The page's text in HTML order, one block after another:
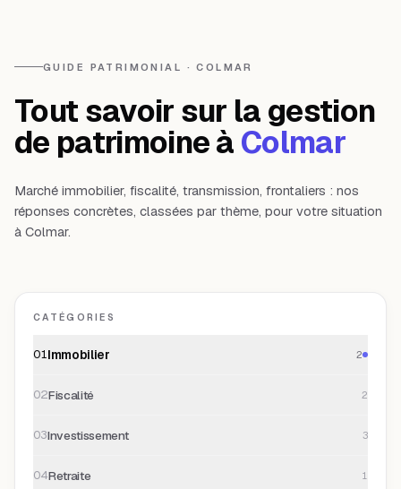
GUIDE PATRIMONIAL · COLMAR
Tout savoir sur la gestion
de patrimoine à Colmar
Marché immobilier, fiscalité, transmission, frontaliers : nos
réponses concrètes, classées par thème, pour votre situation
à Colmar.
CATÉGORIES
01Immobilier 2
02Fiscalité 2
03Investissement 3
04Retraite 1